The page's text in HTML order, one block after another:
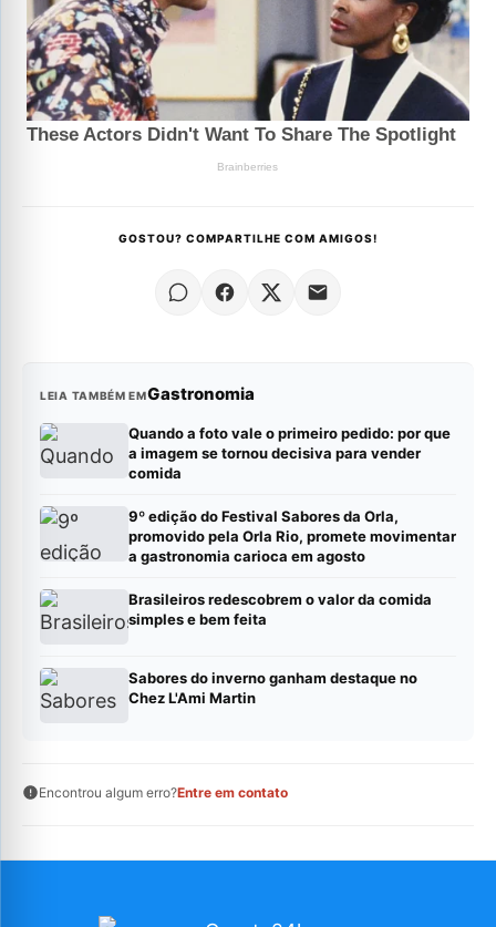
GOSTOU? COMPARTILHE COM AMIGOS!
LEIA TAMBÉM EMGastronomia
Quando a foto vale o primeiro pedido: por que
a imagem se tornou decisiva para vender
comida
9º edição do Festival Sabores da Orla,
promovido pela Orla Rio, promete movimentar
a gastronomia carioca em agosto
Brasileiros redescobrem o valor da comida
simples e bem feita
Sabores do inverno ganham destaque no
Chez L'Ami Martin
Encontrou algum erro?Entre em contato